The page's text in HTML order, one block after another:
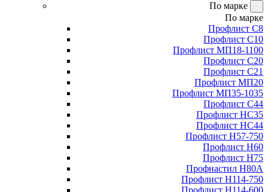
По марке
По марке
Профлист С8
Профлист С10
Профлист МП18-1100
Профлист С20
Профлист С21
Профлист МП20
Профлист МП35-1035
Профлист С44
Профлист НС35
Профлист НС44
Профлист Н57-750
Профлист Н60
Профлист Н75
Профнастил Н80А
Профлист Н114-750
Профлист Н114-600